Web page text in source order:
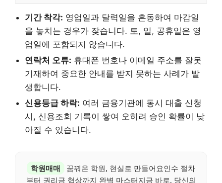
기간 착각: 영업일과 달력일을 혼동하여 마감일
을 놓치는 경우가 잦습니다. 토, 일, 공휴일은 영
업일에 포함되지 않습니다.
연락처 오류: 휴대폰 번호나 이메일 주소를 잘못
기재하여 중요한 안내를 받지 못하는 사례가 발
생합니다.
신용등급 하락: 여러 금융기관에 동시 대출 신청
시, 신용조회 기록이 쌓여 오히려 승인 확률이 낮
아질 수 있습니다.
학원매매
꿈꿔온 학원, 현실로 만들어요인수 절차
부터 권리금 협상까지 완벽 마스터지금 바로, 당신의